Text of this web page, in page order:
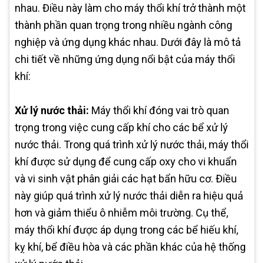
nhau. Điều này làm cho máy thổi khí trở thành một
thành phần quan trọng trong nhiều ngành công
nghiệp và ứng dụng khác nhau. Dưới đây là mô tả
chi tiết về những ứng dụng nổi bật của máy thổi
khí:
Xử lý nước thải: Máy thổi khí đóng vai trò quan
trọng trong việc cung cấp khí cho các bể xử lý
nước thải. Trong quá trình xử lý nước thải, máy thổi
khí được sử dụng để cung cấp oxy cho vi khuẩn
và vi sinh vật phân giải các hạt bẩn hữu cơ. Điều
này giúp quá trình xử lý nước thải diễn ra hiệu quả
hơn và giảm thiểu ô nhiễm môi trường. Cụ thể,
máy thổi khí được áp dụng trong các bể hiếu khí,
kỵ khí, bể điều hòa và các phần khác của hệ thống